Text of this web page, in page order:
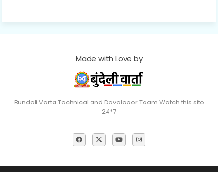
Made with Love by
Bundeli Varta Technical and Developer Team Watch this site
24*7